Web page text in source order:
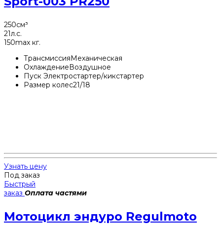
250см³
21л.с.
150max кг.
ТрансмиссияМеханическая
ОхлаждениеВоздушное
Пуск Электростартер/кикстартер
Размер колес21/18
Узнать цену
Под заказ
Быстрый
заказ Оплата частями
Мотоцикл эндуро Regulmoto